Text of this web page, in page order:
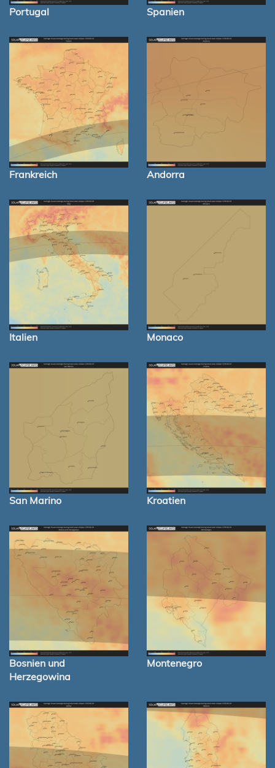
Portugal Spanien
Frankreich Andorra
Italien Monaco
San Marino Kroatien
Bosnien und
Herzegowina
Montenegro